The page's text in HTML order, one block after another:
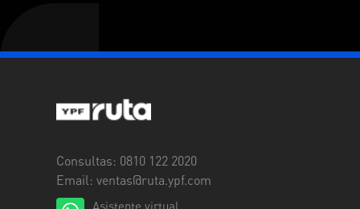
Consultas: 0810 122 2020
Email: ventas@ruta.ypf.com
Asistente virtual